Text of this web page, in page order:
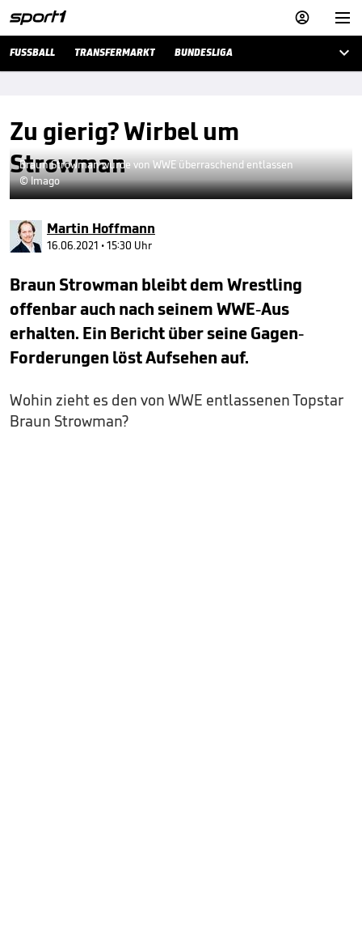


FUSSBALL TRANSFERMARKT BUNDESLIGA 
Zu gierig? Wirbel um
Strowman
Braun Strowman wurde von WWE überraschend entlassen
© Imago
Martin Hoffmann
16.06.2021 • 15:30 Uhr
Braun Strowman bleibt dem Wrestling
offenbar auch nach seinem WWE-Aus
erhalten. Ein Bericht über seine Gagen-
Forderungen löst Aufsehen auf.
Wohin zieht es den von WWE entlassenen Topstar
Braun Strowman?